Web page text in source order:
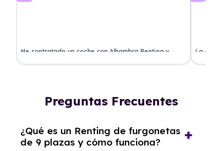
He contratado un coche con Alhambra Renting y
estoy impresionado. Todo ha sido transparente y sin
La
Preguntas Frecuentes
¿Qué es un Renting de furgonetas
de 9 plazas y cómo funciona?